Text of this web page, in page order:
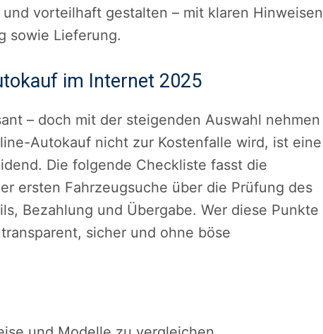
vorteilhaft gestalten – mit klaren Hinweisen
sowie Lieferung.
im Internet 2025
– doch mit der steigenden Auswahl nehmen
Autokauf nicht zur Kostenfalle wird, ist eine
Die folgende Checkliste fasst die
ersten Fahrzeugsuche über die Prüfung des
Bezahlung und Übergabe. Wer diese Punkte
sicher und ohne böse